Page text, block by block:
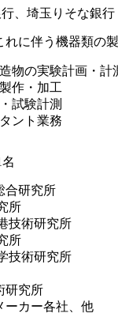
、埼玉りそな銀行
に伴う機器類の
物の実験計画・計
作・加工
試験計測
ント業務
合研究所
所
技術研究所
所
技術研究所
研究所
ーカー各社、他